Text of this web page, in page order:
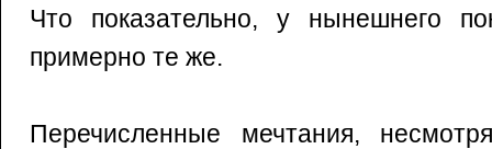
Что показательно, у нынешнего
примерно те же.
Перечисленные мечтания,